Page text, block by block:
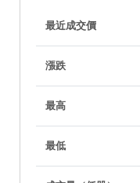
最近成交價
漲跌
最高
最低